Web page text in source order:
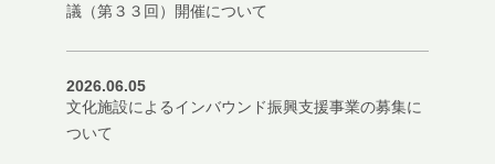
議（第３３回）開催について
2026.06.05
文化施設によるインバウンド振興支援事業の募集に
ついて